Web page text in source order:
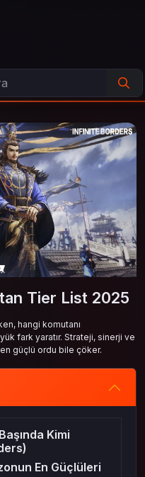
Tier List 2025
hangi komutanı
fark yaratır. Strateji, sinerji ve
güçlü ordu bile çöker.
Kimi
En Güçlüleri